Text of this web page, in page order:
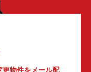
更物件をメール配